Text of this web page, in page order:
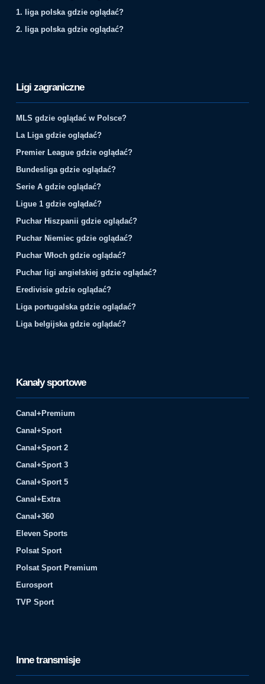
1. liga polska gdzie oglądać?
2. liga polska gdzie oglądać?
Ligi zagraniczne
MLS gdzie oglądać w Polsce?
La Liga gdzie oglądać?
Premier League gdzie oglądać?
Bundesliga gdzie oglądać?
Serie A gdzie oglądać?
Ligue 1 gdzie oglądać?
Puchar Hiszpanii gdzie oglądać?
Puchar Niemiec gdzie oglądać?
Puchar Włoch gdzie oglądać?
Puchar ligi angielskiej gdzie oglądać?
Eredivisie gdzie oglądać?
Liga portugalska gdzie oglądać?
Liga belgijska gdzie oglądać?
Kanały sportowe
Canal+Premium
Canal+Sport
Canal+Sport 2
Canal+Sport 3
Canal+Sport 5
Canal+Extra
Canal+360
Eleven Sports
Polsat Sport
Polsat Sport Premium
Eurosport
TVP Sport
Inne transmisje